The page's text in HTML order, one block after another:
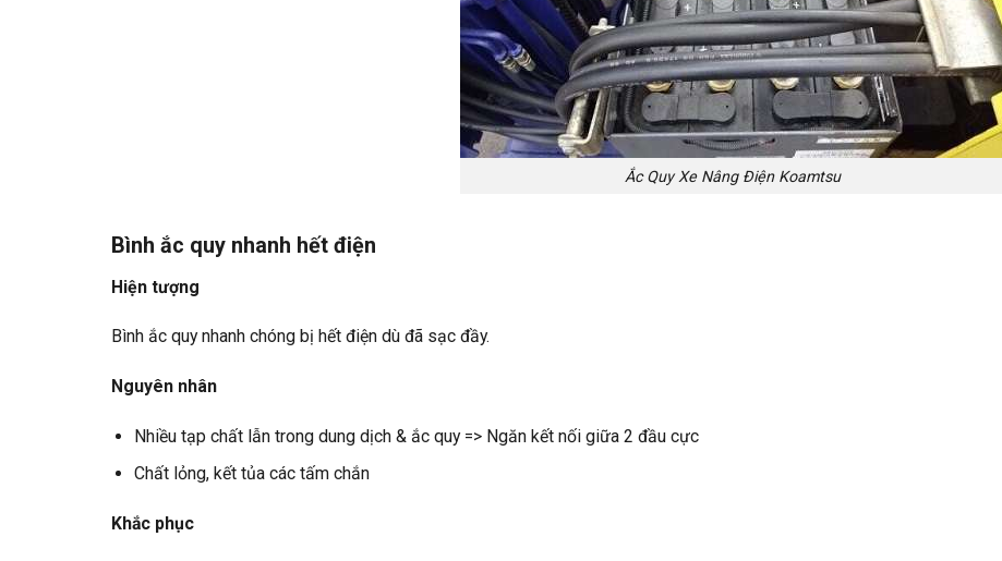
Ắc Quy Xe Nâng Điện Koamtsu
Bình ắc quy nhanh hết điện
Hiện tượng
Bình ắc quy nhanh chóng bị hết điện dù đã sạc đầy.
Nguyên nhân
Nhiều tạp chất lẫn trong dung dịch & ắc quy => Ngăn kết nối giữa 2 đầu cực
Chất lỏng, kết tủa các tấm chắn
Khắc phục